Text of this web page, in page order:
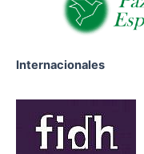
Internacionales